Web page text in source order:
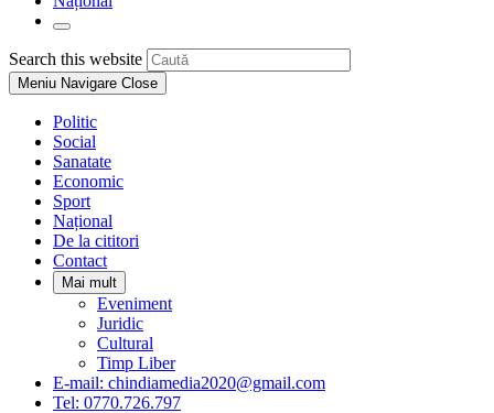
Toggle
website
search
Search this website
Escape
Meniu Navigare Close
Politic
Social
Sanatate
Economic
Sport
Național
De la cititori
Contact
Mai mult
Eveniment
Juridic
Cultural
Timp Liber
E-mail: chindiamedia2020@gmail.com
Tel: 0770.726.797